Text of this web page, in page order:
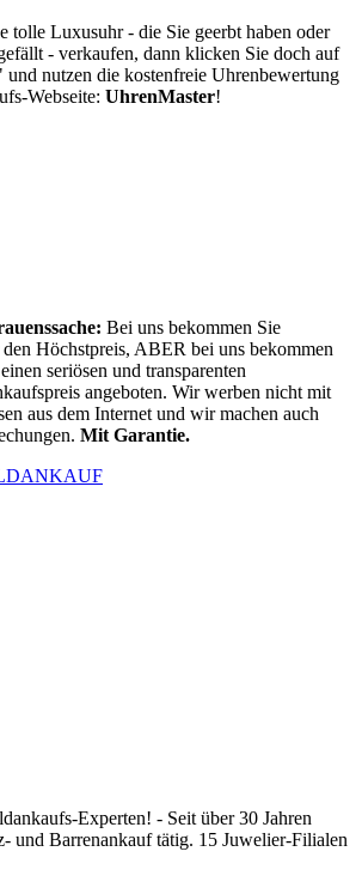
tolle Luxusuhr - die Sie geerbt haben oder
- verkaufen, dann klicken Sie doch auf
nutzen die kostenfreie Uhrenbewertung
Webseite: UhrenMaster!
Bei uns bekommen Sie
Höchstpreis, ABER bei uns bekommen
seriösen und transparenten
angeboten. Wir werben nicht mit
aus dem Internet und wir machen auch
Mit Garantie.
Experten! - Seit über 30 Jahren
und Barrenankauf tätig. 15 Juwelier-Filialen